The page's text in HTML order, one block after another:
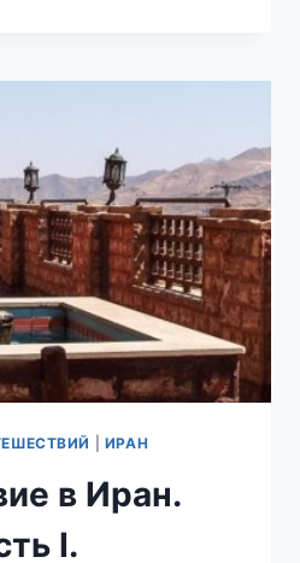
ИРАН
в Иран.
I.